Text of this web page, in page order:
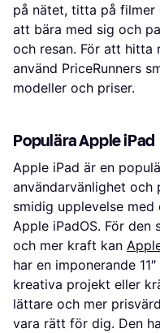
på nätet, titta på filmer
att bära med sig och
och resan. För att
använd PriceRunners
modeller och priser.
Populära Apple iPad
Apple iPad är en
användarvänlighet och
smidig upplevelse
Apple iPadOS. För den
och mer kraft kan
har en imponerande
kreativa projekt eller
lättare och mer
vara rätt för dig. Den